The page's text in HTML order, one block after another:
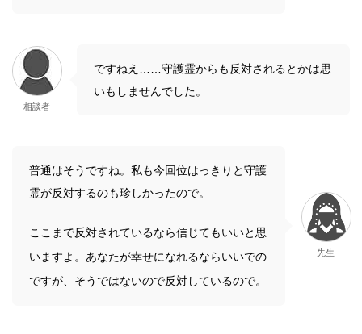
相談者
ですねえ……守護霊からも反対されるとかは思
いもしませんでした。
普通はそうですね。私も今回位はっきりと守護
霊が反対するのも珍しかったので。
ここまで反対されているなら信じてもいいと思
いますよ。あなたが幸せになれるならいいでの
ですが、そうではないので反対しているので。
先生